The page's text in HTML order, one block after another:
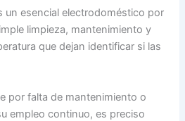
un esencial electrodoméstico por
limpieza, mantenimiento y
que dejan identificar si las
por falta de mantenimiento o
empleo continuo, es preciso